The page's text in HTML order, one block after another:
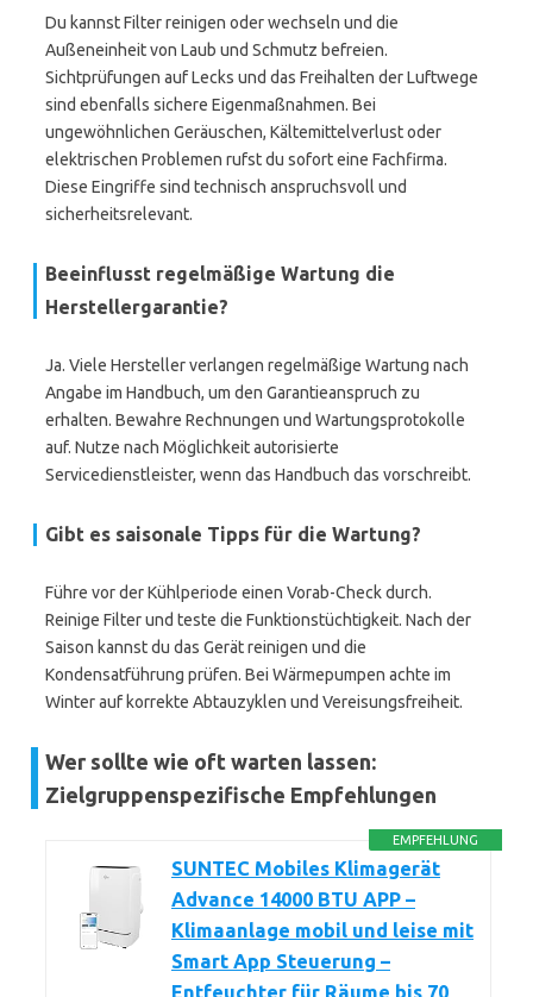
Du kannst Filter reinigen oder wechseln und die
Außeneinheit von Laub und Schmutz befreien.
Sichtprüfungen auf Lecks und das Freihalten der Luftwege
sind ebenfalls sichere Eigenmaßnahmen. Bei
ungewöhnlichen Geräuschen, Kältemittelverlust oder
elektrischen Problemen rufst du sofort eine Fachfirma.
Diese Eingriffe sind technisch anspruchsvoll und
sicherheitsrelevant.
Beeinflusst regelmäßige Wartung die
Herstellergarantie?
Ja. Viele Hersteller verlangen regelmäßige Wartung nach
Angabe im Handbuch, um den Garantieanspruch zu
erhalten. Bewahre Rechnungen und Wartungsprotokolle
auf. Nutze nach Möglichkeit autorisierte
Servicedienstleister, wenn das Handbuch das vorschreibt.
Gibt es saisonale Tipps für die Wartung?
Führe vor der Kühlperiode einen Vorab-Check durch.
Reinige Filter und teste die Funktionstüchtigkeit. Nach der
Saison kannst du das Gerät reinigen und die
Kondensatführung prüfen. Bei Wärmepumpen achte im
Winter auf korrekte Abtauzyklen und Vereisungsfreiheit.
Wer sollte wie oft warten lassen:
Zielgruppenspezifische Empfehlungen
EMPFEHLUNG
SUNTEC Mobiles Klimagerät
Advance 14000 BTU APP –
Klimaanlage mobil und leise mit
Smart App Steuerung –
Entfeuchter für Räume bis 70